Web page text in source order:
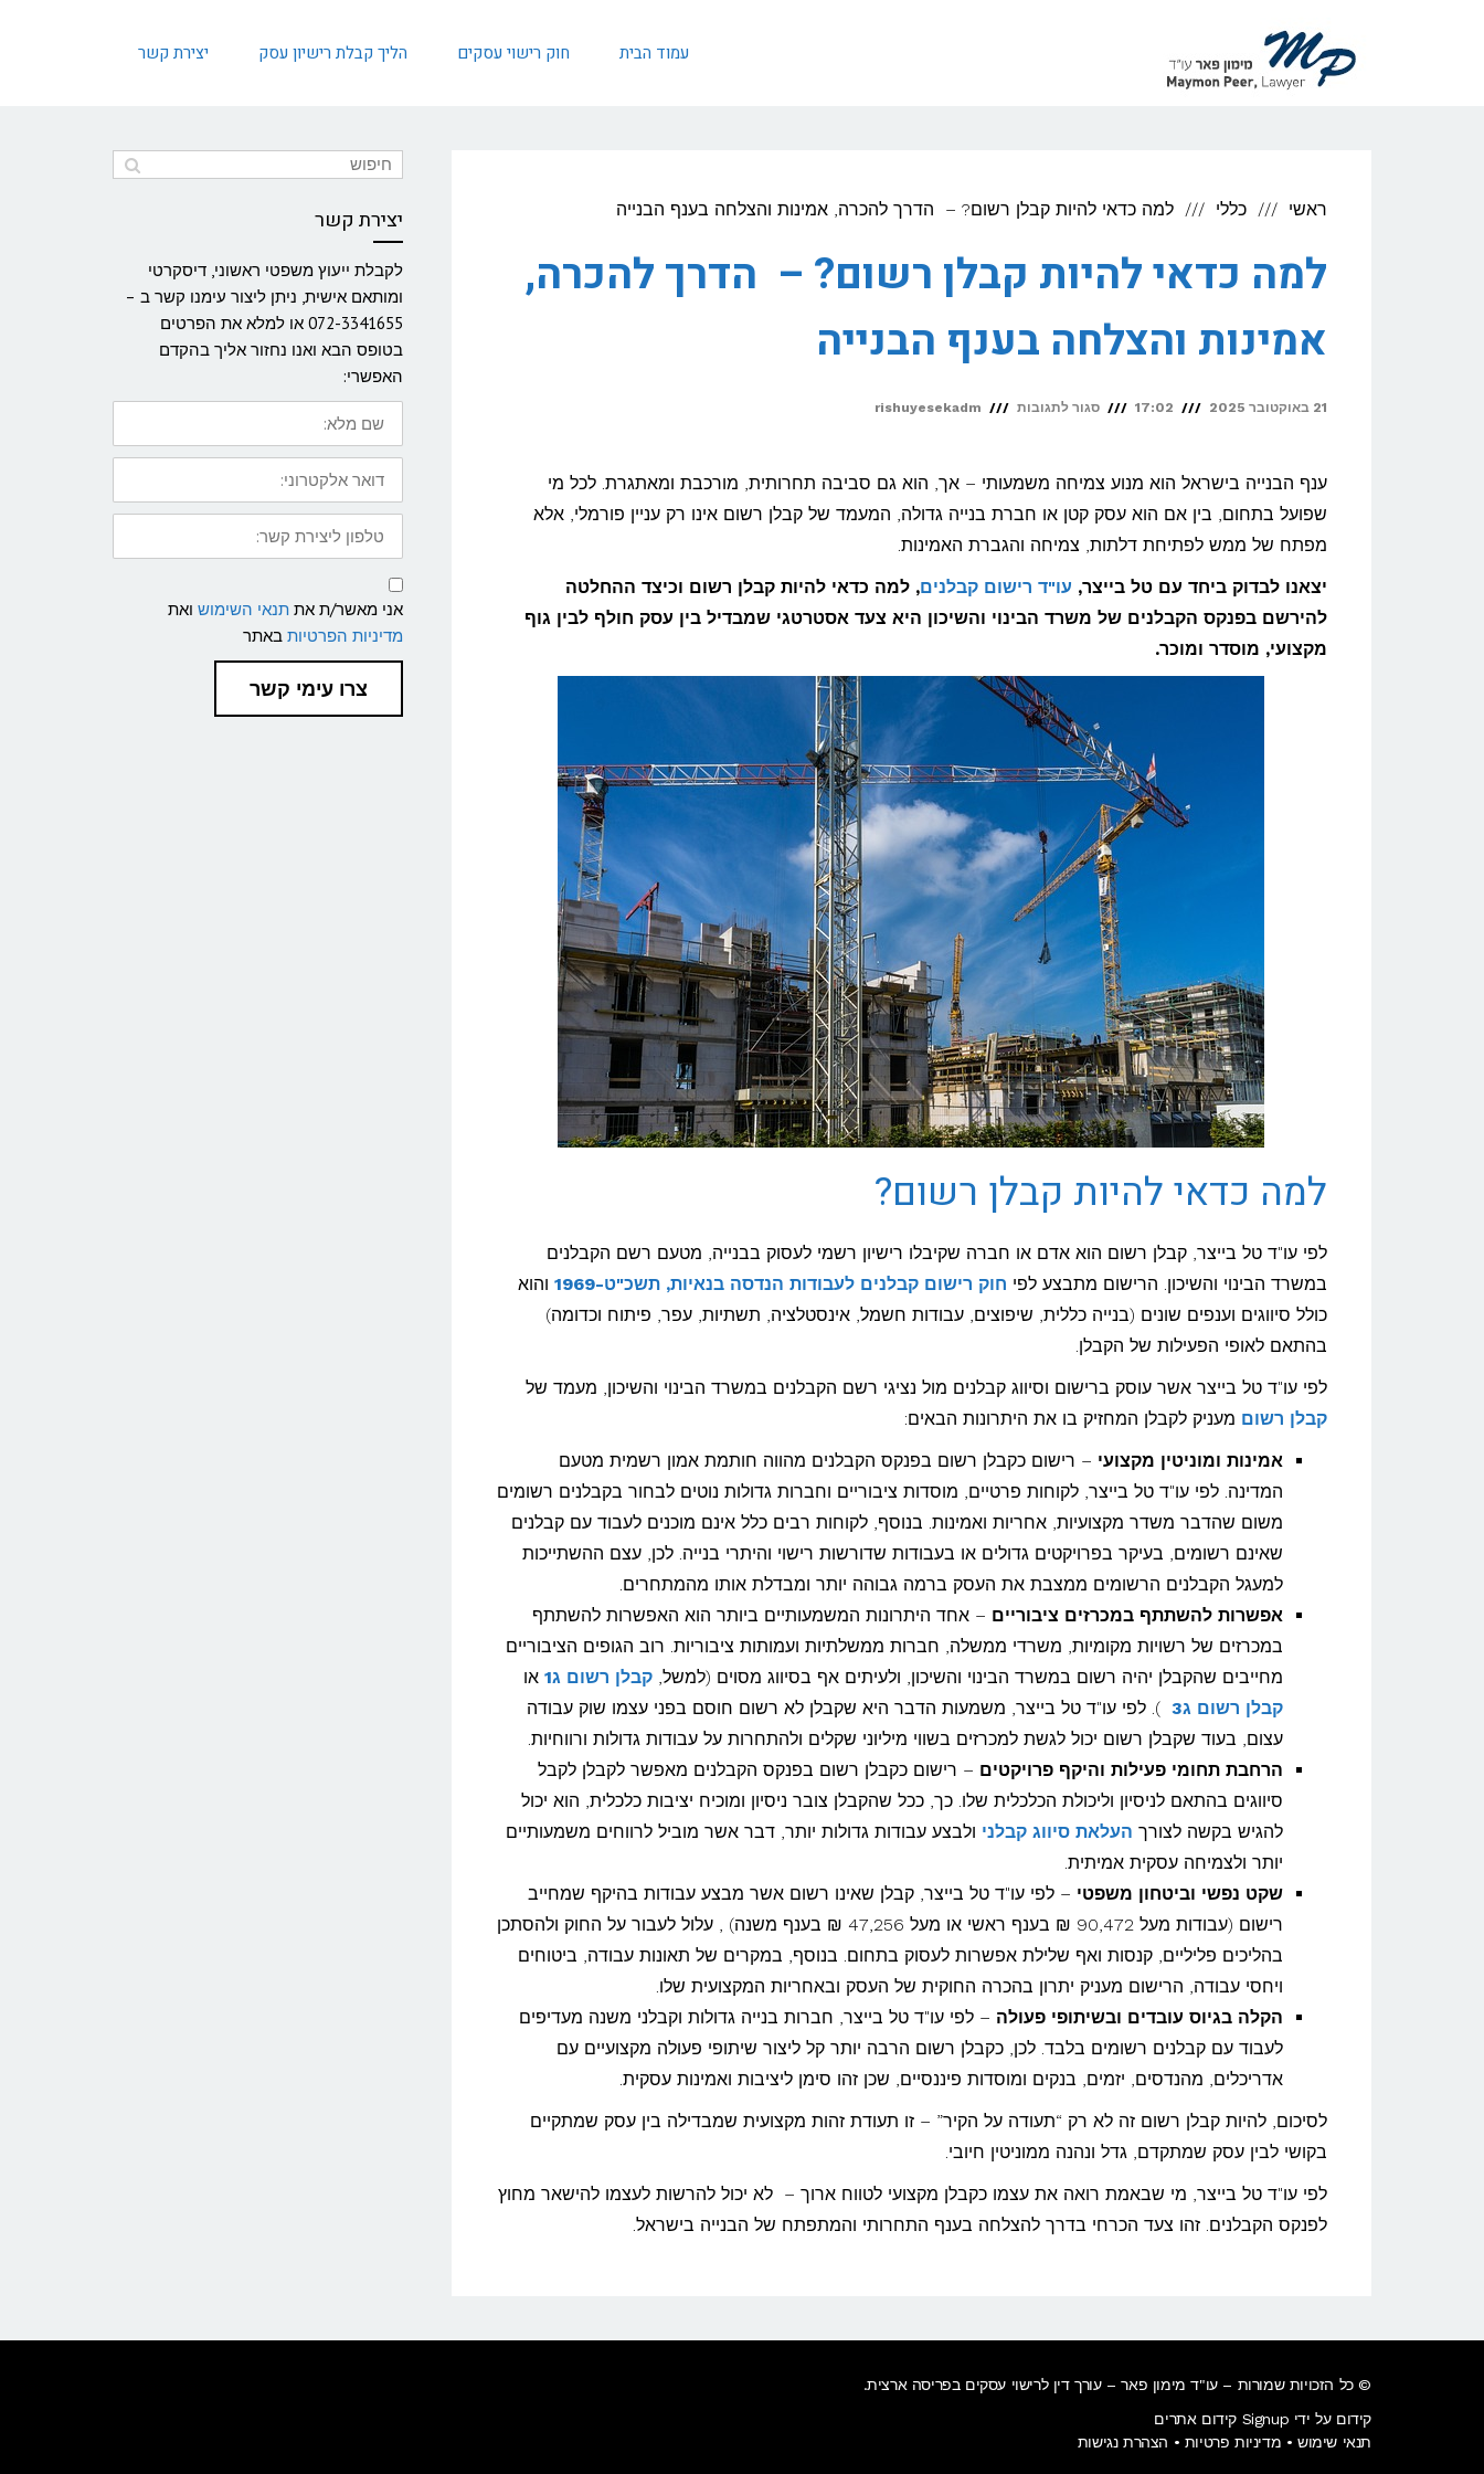
עמוד הבית חוק רישוי עסקים הליך קבלת רישיון עסק יצירת קשר
ראשי כללי למה כדאי להיות קבלן רשום? – הדרך להכרה, אמינות והצלחה בענף הבנייה
למה כדאי להיות קבלן רשום? – הדרך להכרה,
אמינות והצלחה בענף הבנייה
21 באוקטובר 2025 17:02 סגור לתגובות על
להיות
קבלן
אמינות
בענף
rishuyesekadm
ענף הבנייה בישראל הוא מנוע צמיחה משמעותי – אך, הוא גם סביבה תחרותית, מורכבת ומאתגרת. לכל מי
שפועל בתחום, בין אם הוא עסק קטן או חברת בנייה גדולה, המעמד של קבלן רשום אינו רק עניין פורמלי, אלא
מפתח של ממש לפתיחת דלתות, צמיחה והגברת האמינות.
יצאנו לבדוק ביחד עם טל בייצר, עו"ד רישום קבלנים, למה כדאי להיות קבלן רשום וכיצד ההחלטה
להירשם בפנקס הקבלנים של משרד הבינוי והשיכון היא צעד אסטרטגי שמבדיל בין עסק חולף לבין גוף
מקצועי, מוסדר ומוכר.
למה כדאי להיות קבלן רשום?
לפי עו"ד טל בייצר, קבלן רשום הוא אדם או חברה שקיבלו רישיון רשמי לעסוק בבנייה, מטעם רשם הקבלנים
במשרד הבינוי והשיכון. הרישום מתבצע לפי חוק רישום קבלנים לעבודות הנדסה בנאיות, תשכ"ט-1969
והוא
כולל סיווגים וענפים שונים (בנייה כללית, שיפוצים, עבודות חשמל, אינסטלציה, תשתיות, עפר, פיתוח וכדומה)
בהתאם לאופי הפעילות של הקבלן.
לפי עו"ד טל בייצר אשר עוסק ברישום וסיווג קבלנים מול נציגי רשם הקבלנים במשרד הבינוי והשיכון, מעמד של
קבלן רשום מעניק לקבלן המחזיק בו את היתרונות הבאים:
אמינות ומוניטין מקצועי – רישום כקבלן רשום בפנקס הקבלנים מהווה חותמת אמון רשמית מטעם
המדינה. לפי עו"ד טל בייצר, לקוחות פרטיים, מוסדות ציבוריים וחברות גדולות נוטים לבחור בקבלנים רשומים
משום שהדבר משדר מקצועיות, אחריות ואמינות. בנוסף, לקוחות רבים כלל אינם מוכנים לעבוד עם קבלנים
שאינם רשומים, בעיקר בפרויקטים גדולים או בעבודות שדורשות רישוי והיתרי בנייה. לכן, עצם ההשתייכות
למעגל הקבלנים הרשומים ממצבת את העסק ברמה גבוהה יותר ומבדלת אותו מהמתחרים.
אפשרות להשתתף במכרזים ציבוריים – אחד היתרונות המשמעותיים ביותר הוא האפשרות להשתתף
במכרזים של רשויות מקומיות, משרדי ממשלה, חברות ממשלתיות ועמותות ציבוריות. רוב הגופים הציבוריים
מחייבים שהקבלן יהיה רשום במשרד הבינוי והשיכון, ולעיתים אף בסיווג מסוים (למשל, קבלן רשום ג1
או
קבלן רשום ג3
). לפי עו"ד טל בייצר, משמעות הדבר היא שקבלן לא רשום חוסם בפני עצמו שוק עבודה
עצום, בעוד שקבלן רשום יכול לגשת למכרזים בשווי מיליוני שקלים ולהתחרות על עבודות גדולות ורווחיות.
הרחבת תחומי פעילות והיקף פרויקטים – רישום כקבלן רשום בפנקס הקבלנים מאפשר לקבלן לקבל
סיווגים בהתאם לניסיון וליכולת הכלכלית שלו. כך, ככל שהקבלן צובר ניסיון ומוכיח יציבות כלכלית, הוא יכול
להגיש בקשה לצורך העלאת סיווג קבלני ולבצע עבודות גדולות יותר, דבר אשר מוביל לרווחים משמעותיים
יותר ולצמיחה עסקית אמיתית.
שקט נפשי וביטחון משפטי – לפי עו"ד טל בייצר, קבלן שאינו רשום אשר מבצע עבודות בהיקף שמחייב
רישום (עבודות מעל 90,472 ₪ בענף ראשי או מעל 47,256 ₪ בענף משנה) , עלול לעבור על החוק ולהסתכן
בהליכים פליליים, קנסות ואף שלילת אפשרות לעסוק בתחום. בנוסף, במקרים של תאונות עבודה, ביטוחים
ויחסי עבודה, הרישום מעניק יתרון בהכרה החוקית של העסק ובאחריות המקצועית שלו.
הקלה בגיוס עובדים ובשיתופי פעולה – לפי עו"ד טל בייצר, חברות בנייה גדולות וקבלני משנה מעדיפים
לעבוד עם קבלנים רשומים בלבד. לכן, כקבלן רשום הרבה יותר קל ליצור שיתופי פעולה מקצועיים עם
אדריכלים, מהנדסים, יזמים, בנקים ומוסדות פיננסיים, שכן זהו סימן ליציבות ואמינות עסקית.
לסיכום, להיות קבלן רשום זה לא רק “תעודה על הקיר” – זו תעודת זהות מקצועית שמבדילה בין עסק שמתקיים
בקושי לבין עסק שמתקדם, גדל ונהנה ממוניטין חיובי.
לפי עו"ד טל בייצר, מי שבאמת רואה את עצמו כקבלן מקצועי לטווח ארוך – לא יכול להרשות לעצמו להישאר מחוץ
לפנקס הקבלנים. זהו צעד הכרחי בדרך להצלחה בענף התחרותי והמתפתח של הבנייה בישראל.
יצירת קשר
לקבלת ייעוץ משפטי ראשוני, דיסקרטי
ומותאם אישית, ניתן ליצור עימנו קשר ב –
072-3341655 או למלא את הפרטים
בטופס הבא ואנו נחזור אליך בהקדם
האפשרי:
שם
מלא:
דואר
אלקטרוני:
טלפון
ליצירת
קשר:
תנאי
שימוש
ומדיניות
פרטיות
אני מאשר/ת אתתנאי השימוש ואת
מדיניות הפרטיות באתר
צרו עימי קשר
© כל הזכויות שמורות – עו"ד מימון פאר –עורך דין לרישוי עסקים בפריסה ארצית.
קידום על ידי Signup קידום אתרים
תנאי שימוש • מדיניות פרטיות • הצהרת נגישות